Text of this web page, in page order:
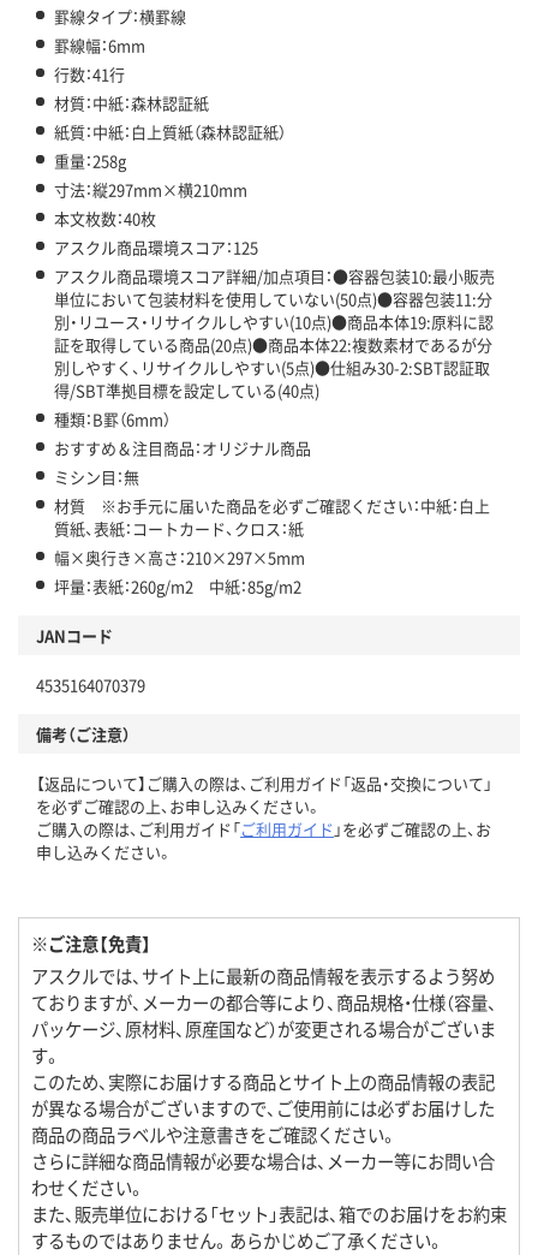
罫線タイプ：横罫線
罫線幅：6mm
行数：41行
材質：中紙：森林認証紙
紙質：中紙：白上質紙（森林認証紙）
重量：258g
寸法：縦297mm×横210mm
本文枚数：40枚
アスクル商品環境スコア：125
アスクル商品環境スコア詳細/加点項目：●容器包装10:最小販売
単位において包装材料を使用していない(50点)●容器包装11:分
別・リユース・リサイクルしやすい(10点)●商品本体19:原料に認
証を取得している商品(20点)●商品本体22:複数素材であるが分
別しやすく、リサイクルしやすい(5点)●仕組み30-2:SBT認証取
得/SBT準拠目標を設定している(40点)
種類：B罫（6mm）
おすすめ＆注目商品：オリジナル商品
ミシン目：無
材質 ※お手元に届いた商品を必ずご確認ください：中紙：白上
質紙、表紙：コートカード、クロス：紙
幅×奥行き×高さ：210×297×5mm
坪量：表紙：260g/m2 中紙：85g/m2
JANコード
4535164070379
備考（ご注意）
【返品について】ご購入の際は、ご利用ガイド「返品・交換について」
を必ずご確認の上、お申し込みください。
ご購入の際は、ご利用ガイド「ご利用ガイド 」を必ずご確認の上、お
申し込みください。
※ご注意【免責】
アスクルでは、サイト上に最新の商品情報を表示するよう努め
ておりますが、メーカーの都合等により、商品規格・仕様（容量、
パッケージ、原材料、原産国など）が変更される場合がございま
す。
このため、実際にお届けする商品とサイト上の商品情報の表記
が異なる場合がございますので、ご使用前には必ずお届けした
商品の商品ラベルや注意書きをご確認ください。
さらに詳細な商品情報が必要な場合は、メーカー等にお問い合
わせください。
また、販売単位における「セット」表記は、箱でのお届けをお約束
するものではありません。あらかじめご了承ください。